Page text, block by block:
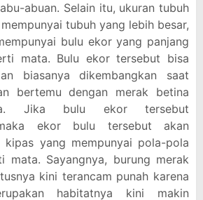
abuan. Selain itu, ukuran tubuh
tubuh yang lebih besar,
bulu ekor yang panjang
mata. Bulu ekor tersebut bisa
biasanya dikembangkan saat
bertemu dengan merak betina
Jika bulu ekor tersebut
ekor bulu tersebut akan
kipas yang mempunyai pola-pola
mata. Sayangnya, burung merak
kini terancam punah karena
habitatnya kini makin